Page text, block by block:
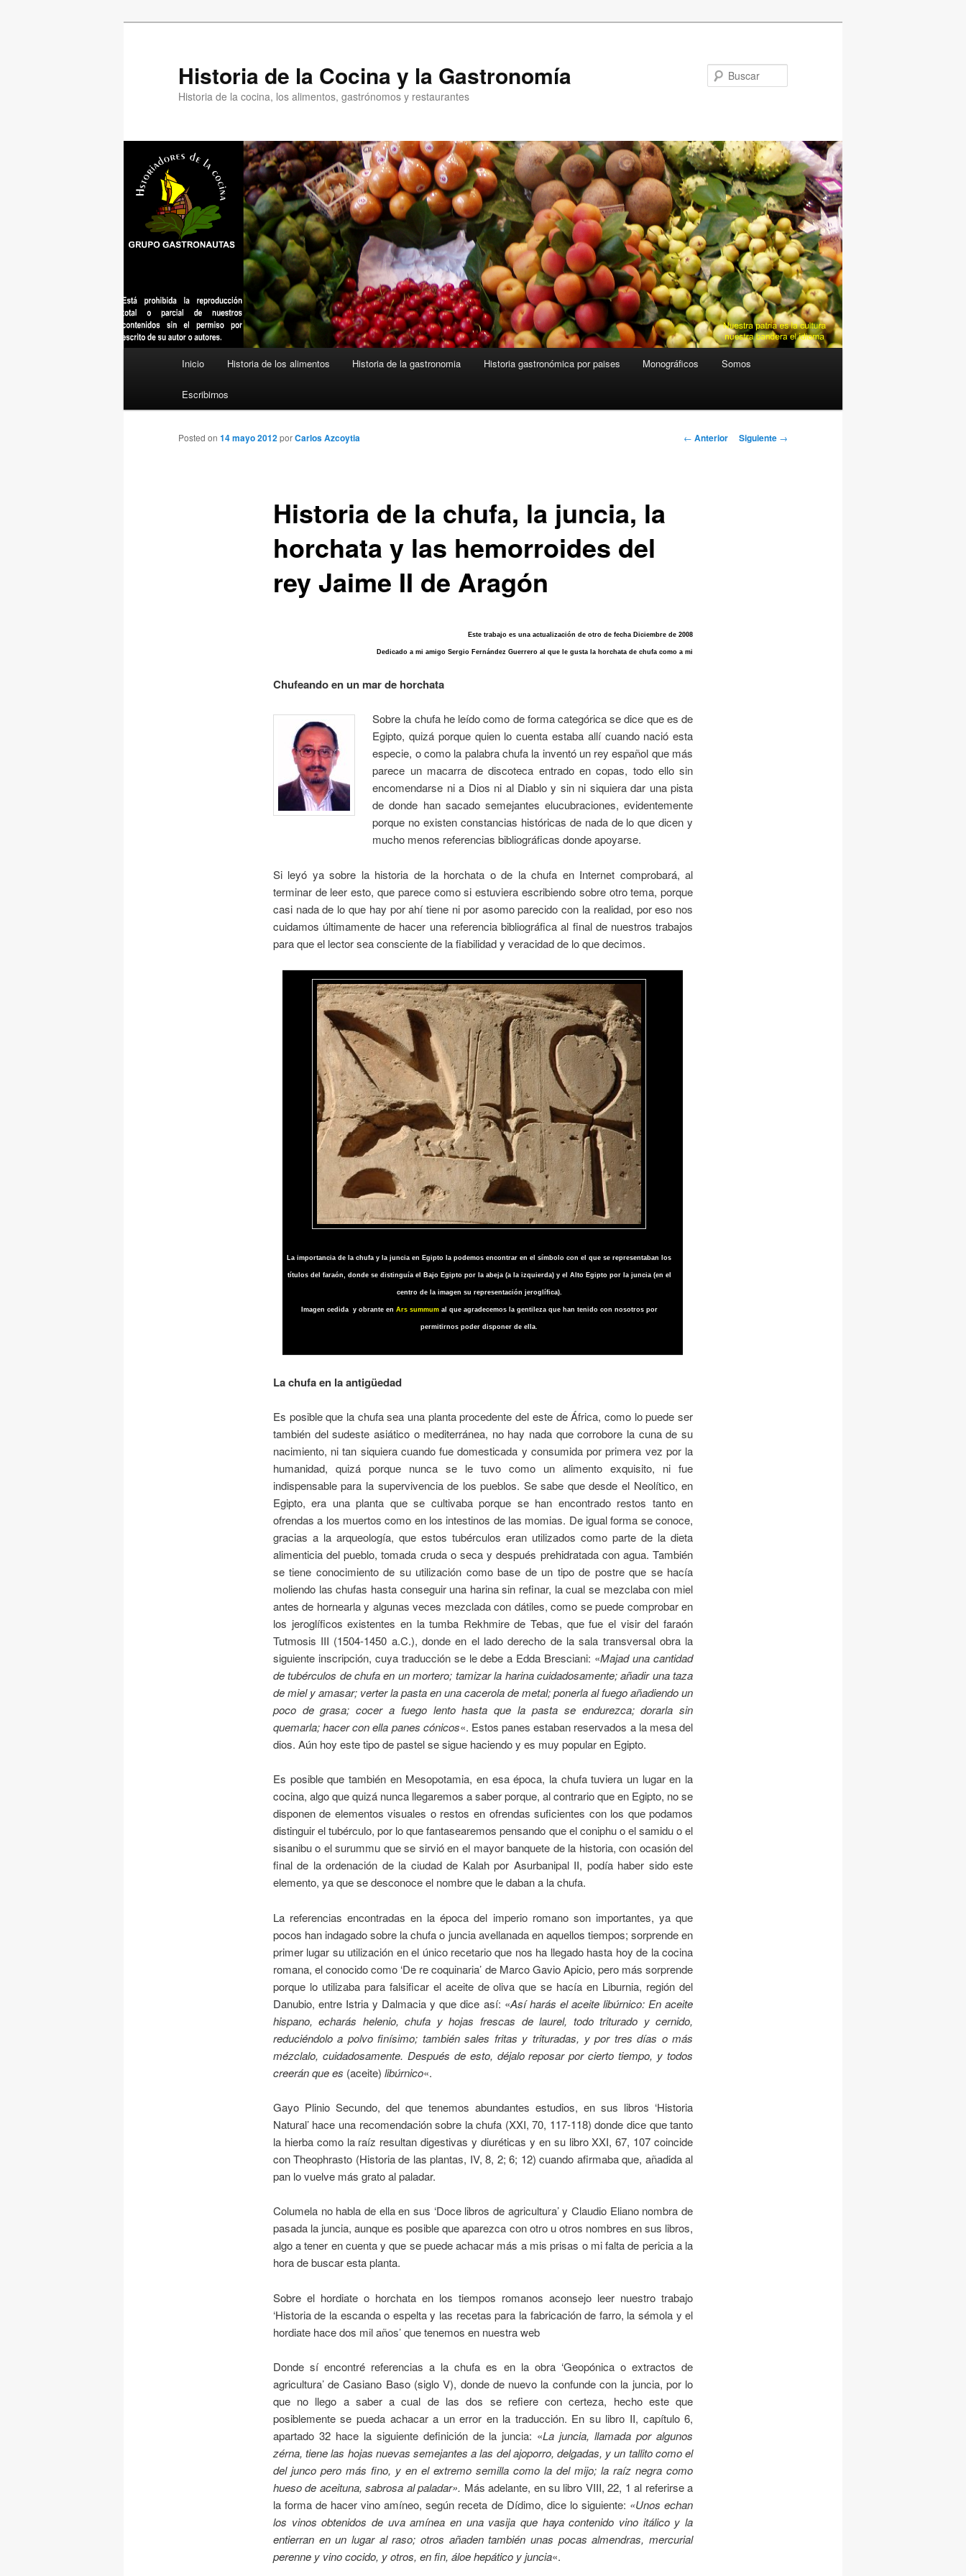
Historia de la Cocina y la Gastronomía
Historia de la cocina, los alimentos, gastrónomos y restaurantes
Inicio Historia de los alimentos Historia de la gastronomia Historia gastronómica por paises Monográficos Somos
Escribirnos
Navegación
← Anterior Siguiente →
Historia de la chufa, la juncia, la
horchata y las hemorroides del
rey Jaime II de Aragón
Posted on 14 mayo 2012porCarlos Azcoytia
Este trabajo es una actualización de otro de fecha Diciembre de 2008
Dedicado a mi amigo Sergio Fernández Guerrero al que le gusta la horchata de chufa como a mi
Chufeando en un mar de horchata
Sobre la chufa he leído como de forma categórica se dice que es de
Egipto, quizá porque quien lo cuenta estaba allí cuando nació esta
especie, o como la palabra chufa la inventó un rey español que más
parece un macarra de discoteca entrado en copas, todo ello sin
encomendarse ni a Dios ni al Diablo y sin ni siquiera dar una pista
de donde han sacado semejantes elucubraciones, evidentemente
porque no existen constancias históricas de nada de lo que dicen y
mucho menos referencias bibliográficas donde apoyarse.
Si leyó ya sobre la historia de la horchata o de la chufa en Internet comprobará, al
terminar de leer esto, que parece como si estuviera escribiendo sobre otro tema, porque
casi nada de lo que hay por ahí tiene ni por asomo parecido con la realidad, por eso nos
cuidamos últimamente de hacer una referencia bibliográfica al final de nuestros trabajos
para que el lector sea consciente de la fiabilidad y veracidad de lo que decimos.
La importancia de la chufa y la juncia en Egipto la podemos encontrar en el símbolo con el que se representaban los
títulos del faraón, donde se distinguía el Bajo Egipto por la abeja (a la izquierda) y el Alto Egipto por la juncia (en el
centro de la imagen su representación jeroglífica).
Imagen cedida y obrante en Ars summumal que agradecemos la gentileza que han tenido con nosotros por
permitirnos poder disponer de ella.
La chufa en la antigüedad
Es posible que la chufa sea una planta procedente del este de África, como lo puede ser
también del sudeste asiático o mediterránea, no hay nada que corrobore la cuna de su
nacimiento, ni tan siquiera cuando fue domesticada y consumida por primera vez por la
humanidad, quizá porque nunca se le tuvo como un alimento exquisito, ni fue
indispensable para la supervivencia de los pueblos. Se sabe que desde el Neolítico, en
Egipto, era una planta que se cultivaba porque se han encontrado restos tanto en
ofrendas a los muertos como en los intestinos de las momias. De igual forma se conoce,
gracias a la arqueología, que estos tubérculos eran utilizados como parte de la dieta
alimenticia del pueblo, tomada cruda o seca y después prehidratada con agua. También
se tiene conocimiento de su utilización como base de un tipo de postre que se hacía
moliendo las chufas hasta conseguir una harina sin refinar, la cual se mezclaba con miel
antes de hornearla y algunas veces mezclada con dátiles, como se puede comprobar en
los jeroglíficos existentes en la tumba Rekhmire de Tebas, que fue el visir del faraón
Tutmosis III (1504-1450 a.C.), donde en el lado derecho de la sala transversal obra la
siguiente inscripción, cuya traducción se le debe a Edda Bresciani: «Majad una cantidad
de tubérculos de chufa en un mortero; tamizar la harina cuidadosamente; añadir una taza
de miel y amasar; verter la pasta en una cacerola de metal; ponerla al fuego añadiendo un
poco de grasa; cocer a fuego lento hasta que la pasta se endurezca; dorarla sin
quemarla; hacer con ella panes cónicos«. Estos panes estaban reservados a la mesa del
dios. Aún hoy este tipo de pastel se sigue haciendo y es muy popular en Egipto.
Es posible que también en Mesopotamia, en esa época, la chufa tuviera un lugar en la
cocina, algo que quizá nunca llegaremos a saber porque, al contrario que en Egipto, no se
disponen de elementos visuales o restos en ofrendas suficientes con los que podamos
distinguir el tubérculo, por lo que fantasearemos pensando que el coniphu o el samidu o el
sisanibu o el surummu que se sirvió en el mayor banquete de la historia, con ocasión del
final de la ordenación de la ciudad de Kalah por Asurbanipal II, podía haber sido este
elemento, ya que se desconoce el nombre que le daban a la chufa.
La referencias encontradas en la época del imperio romano son importantes, ya que
pocos han indagado sobre la chufa o juncia avellanada en aquellos tiempos; sorprende en
primer lugar su utilización en el único recetario que nos ha llegado hasta hoy de la cocina
romana, el conocido como ‘De re coquinaria’ de Marco Gavio Apicio, pero más sorprende
porque lo utilizaba para falsificar el aceite de oliva que se hacía en Liburnia, región del
Danubio, entre Istria y Dalmacia y que dice así: «Así harás el aceite libúrnico: En aceite
hispano, echarás helenio, chufa y hojas frescas de laurel, todo triturado y cernido,
reduciéndolo a polvo finísimo; también sales fritas y trituradas, y por tres días o más
mézclalo, cuidadosamente. Después de esto, déjalo reposar por cierto tiempo, y todos
creerán que es (aceite) libúrnico«.
Gayo Plinio Secundo, del que tenemos abundantes estudios, en sus libros ‘Historia
Natural’ hace una recomendación sobre la chufa (XXI, 70, 117-118) donde dice que tanto
la hierba como la raíz resultan digestivas y diuréticas y en su libro XXI, 67, 107 coincide
con Theophrasto (Historia de las plantas, IV, 8, 2; 6; 12) cuando afirmaba que, añadida al
pan lo vuelve más grato al paladar.
Columela no habla de ella en sus ‘Doce libros de agricultura’ y Claudio Eliano nombra de
pasada la juncia, aunque es posible que aparezca con otro u otros nombres en sus libros,
algo a tener en cuenta y que se puede achacar más a mis prisas o mi falta de pericia a la
hora de buscar esta planta.
Sobre el hordiate o horchata en los tiempos romanos aconsejo leer nuestro trabajo
‘Historia de la escanda o espelta y las recetas para la fabricación de farro, la sémola y el
hordiate hace dos mil años’ que tenemos en nuestra web
Donde sí encontré referencias a la chufa es en la obra ‘Geopónica o extractos de
agricultura’ de Casiano Baso (siglo V), donde de nuevo la confunde con la juncia, por lo
que no llego a saber a cual de las dos se refiere con certeza, hecho este que
posiblemente se pueda achacar a un error en la traducción. En su libro II, capítulo 6,
apartado 32 hace la siguiente definición de la juncia: «La juncia, llamada por algunos
zérna, tiene las hojas nuevas semejantes a las del ajoporro, delgadas, y un tallito como el
del junco pero más fino, y en el extremo semilla como la del mijo; la raíz negra como
hueso de aceituna, sabrosa al paladar». Más adelante, en su libro VIII, 22, 1 al referirse a
la forma de hacer vino amíneo, según receta de Dídimo, dice lo siguiente: «Unos echan
los vinos obtenidos de uva amínea en una vasija que haya contenido vino itálico y la
entierran en un lugar al raso; otros añaden también unas pocas almendras, mercurial
perenne y vino cocido, y otros, en fin, áloe hepático y juncia«.